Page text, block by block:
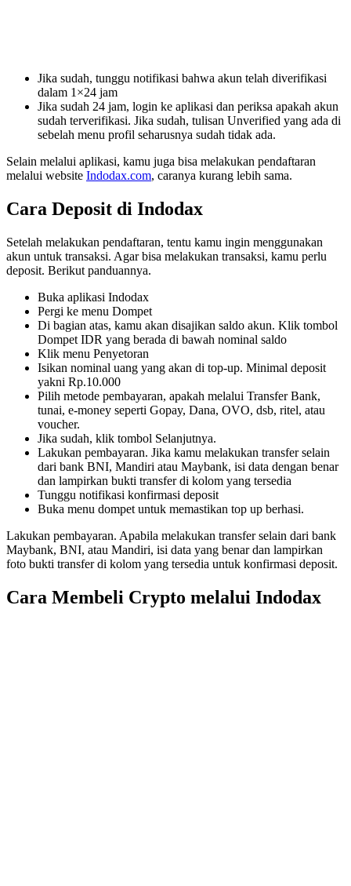
Jika sudah, tunggu notifikasi bahwa akun telah diverifikasi
dalam 1×24 jam
Jika sudah 24 jam, login ke aplikasi dan periksa apakah akun
sudah terverifikasi. Jika sudah, tulisan Unverified yang ada di
sebelah menu profil seharusnya sudah tidak ada.
Selain melalui aplikasi, kamu juga bisa melakukan pendaftaran
melalui website Indodax.com, caranya kurang lebih sama.
Cara Deposit di Indodax
Setelah melakukan pendaftaran, tentu kamu ingin menggunakan
akun untuk transaksi. Agar bisa melakukan transaksi, kamu perlu
deposit. Berikut panduannya.
Buka aplikasi Indodax
Pergi ke menu Dompet
Di bagian atas, kamu akan disajikan saldo akun. Klik tombol
Dompet IDR yang berada di bawah nominal saldo
Klik menu Penyetoran
Isikan nominal uang yang akan di top-up. Minimal deposit
yakni Rp.10.000
Pilih metode pembayaran, apakah melalui Transfer Bank,
tunai, e-money seperti Gopay, Dana, OVO, dsb, ritel, atau
voucher.
Jika sudah, klik tombol Selanjutnya.
Lakukan pembayaran. Jika kamu melakukan transfer selain
dari bank BNI, Mandiri atau Maybank, isi data dengan benar
dan lampirkan bukti transfer di kolom yang tersedia
Tunggu notifikasi konfirmasi deposit
Buka menu dompet untuk memastikan top up berhasi.
Lakukan pembayaran. Apabila melakukan transfer selain dari bank
Maybank, BNI, atau Mandiri, isi data yang benar dan lampirkan
foto bukti transfer di kolom yang tersedia untuk konfirmasi deposit.
Cara Membeli Crypto melalui Indodax